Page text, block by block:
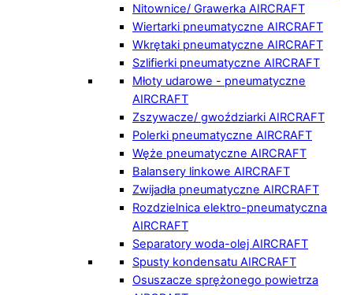
Nitownice/ Grawerka AIRCRAFT
Wiertarki pneumatyczne AIRCRAFT
Wkrętaki pneumatyczne AIRCRAFT
Szlifierki pneumatyczne AIRCRAFT
Młoty udarowe - pneumatyczne
AIRCRAFT
Zszywacze/ gwoździarki AIRCRAFT
Polerki pneumatyczne AIRCRAFT
Węże pneumatyczne AIRCRAFT
Balansery linkowe AIRCRAFT
Zwijadła pneumatyczne AIRCRAFT
Rozdzielnica elektro-pneumatyczna
AIRCRAFT
Separatory woda-olej AIRCRAFT
Spusty kondensatu AIRCRAFT
Osuszacze sprężonego powietrza